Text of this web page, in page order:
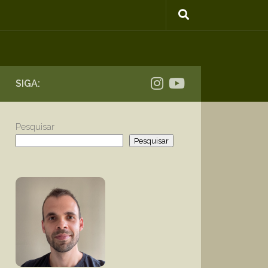
SIGA:
Pesquisar
Pesquisar